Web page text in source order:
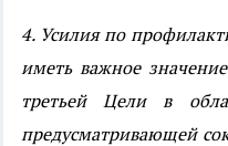
4. Усилия по
иметь важное
третьей Цели в
предусматривающей